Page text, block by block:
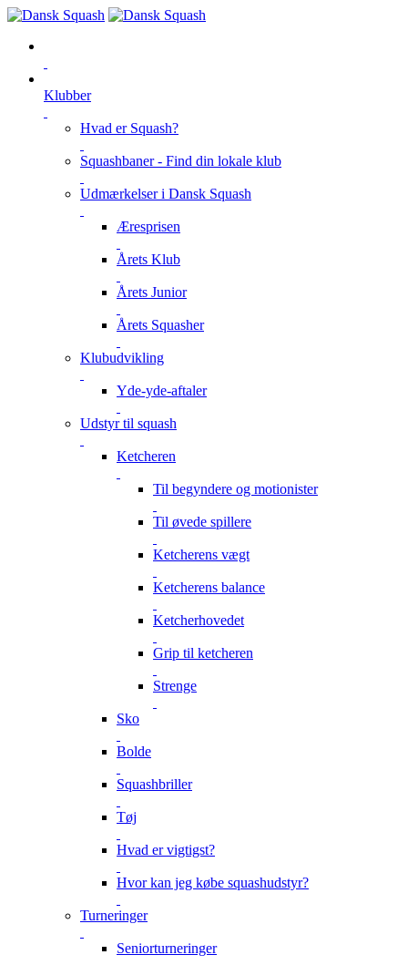
Klubber
Hvad er Squash?
Squashbaner - Find din lokale klub
Udmærkelser i Dansk Squash
Æresprisen
Årets Klub
Årets Junior
Årets Squasher
Klubudvikling
Yde-yde-aftaler
Udstyr til squash
Ketcheren
Til begyndere og motionister
Til øvede spillere
Ketcherens vægt
Ketcherens balance
Ketcherhovedet
Grip til ketcheren
Strenge
Sko
Bolde
Squashbriller
Tøj
Hvad er vigtigst?
Hvor kan jeg købe squashudstyr?
Turneringer
Seniorturneringer